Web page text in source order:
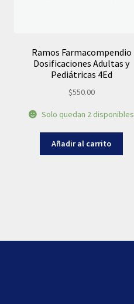
Ramos Farmacompendio
Dosificaciones Adultas y
Pediátricas 4Ed
$550.00
Solo quedan 2 disponibles
Añadir al carrito